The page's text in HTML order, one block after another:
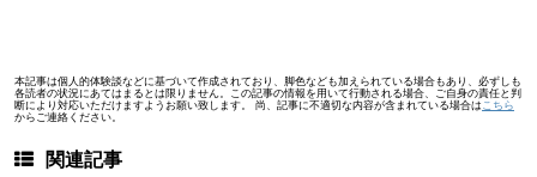
本記事は個人的体験談などに基づいて作成されており、脚色なども加えられている場合もあり、必ずしも
各読者の状況にあてはまるとは限りません。この記事の情報を用いて行動される場合、ご自身の責任と判
断により対応いただけますようお願い致します。 尚、記事に不適切な内容が含まれている場合は こちら
からご連絡ください。
関連記事